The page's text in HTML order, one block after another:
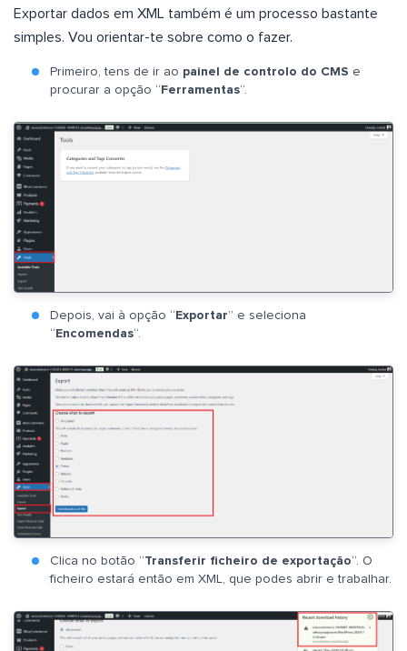
Exportar dados em XML também é um processo bastante
simples. Vou orientar-te sobre como o fazer.
Primeiro, tens de ir ao painel de controlo do CMS e
procurar a opção “Ferramentas“.
Depois, vai à opção “ Exportar” e seleciona
“ Encomendas“.
Clica no botão “Transferir ficheiro de exportação“. O
ficheiro estará então em XML, que podes abrir e trabalhar.